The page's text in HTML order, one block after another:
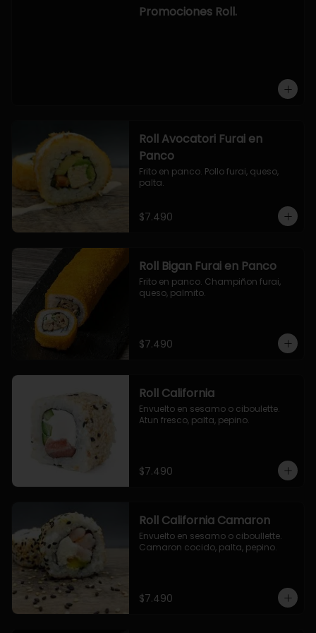
OPCION2:
- salmon, queso, palta, envuelto en
Promociones Roll.
Roll Avocatori Furai en
Panco
Frito en panco. Pollo furai, queso,
palta.
$7.490
Roll Bigan Furai en Panco
Frito en panco. Champiñon furai,
queso, palmito.
$7.490
Roll California
Envuelto en sesamo o ciboulette.
Atun fresco, palta, pepino.
$7.490
Roll California Camaron
Envuelto en sesamo o ciboullette.
Camaron cocido, palta, pepino.
$7.490